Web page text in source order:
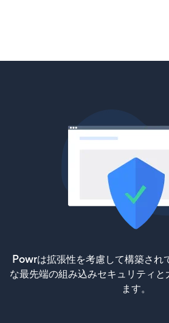
Powrは拡張性を考慮して構築され
な最先端の組み込みセキュリティ
ます。